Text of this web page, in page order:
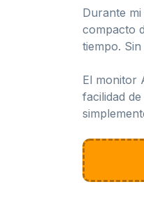
Durante
compacto
tiempo.
El monitor
facilidad